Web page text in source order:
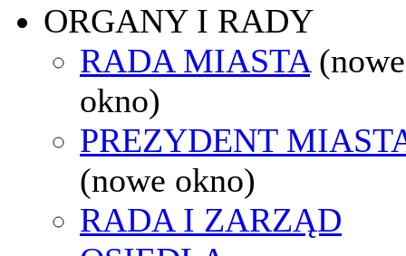
ORGANY I RADY
RADA MIASTA (nowe
okno)
PREZYDENT
(nowe okno)
RADA I ZARZĄD